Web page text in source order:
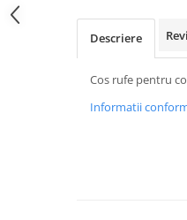
Descriere
Cos rufe pentru
Informatii